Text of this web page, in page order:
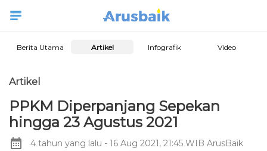
Berita Utama Artikel Infografik Video
Artikel
PPKM Diperpanjang Sepekan
hingga 23 Agustus 2021
4 tahun yang lalu - 16 Aug 2021, 21:45 WIB ArusBaik